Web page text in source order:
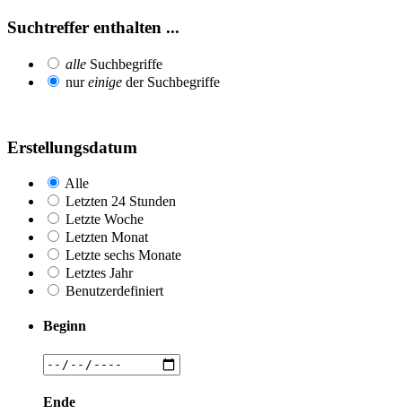
Suchtreffer enthalten ...
alle Suchbegriffe
nureinige der Suchbegriffe
Erstellungsdatum
Alle
Letzten 24 Stunden
Letzte Woche
Letzten Monat
Letzte sechs Monate
Letztes Jahr
Benutzerdefiniert
Beginn
Ende